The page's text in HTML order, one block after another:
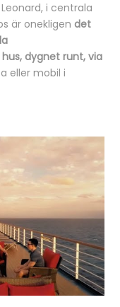
i centrala
är onekligen det
dygnet runt, via
eller mobil i